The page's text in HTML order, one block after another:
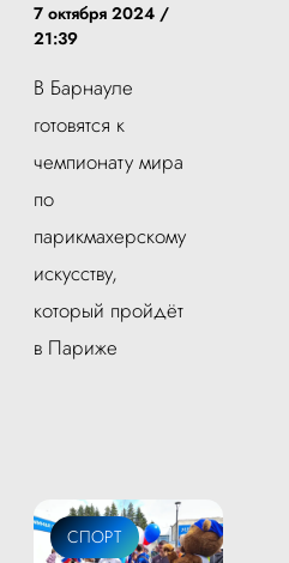
7 октября 2024 /
21:39
В Барнауле
готовятся к
чемпионату мира
по
парикмахерскому
искусству,
который пройдёт
в Париже
СПОРТ